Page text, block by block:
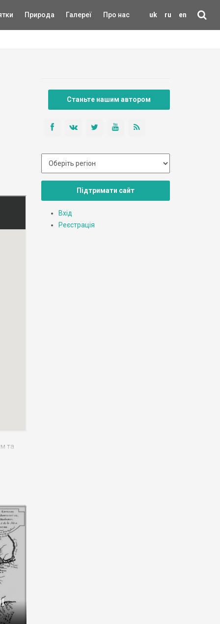
uk ru en
Природа Галереї Про нас
та
Станьте нашим автором
Підтримати сайт
Вхід
Реєстрація